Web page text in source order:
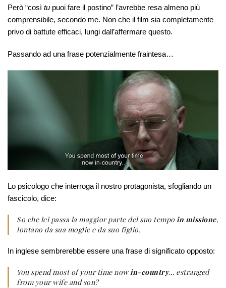
Però “così tu puoi fare il postino” l’avrebbe resa almeno più
comprensibile, secondo me. Non che il film sia completamente
privo di battute efficaci, lungi dall’affermare questo.
Passando ad una frase potenzialmente fraintesa…
Lo psicologo che interroga il nostro protagonista, sfogliando un
fascicolo, dice:
So che lei passa la maggior parte del suo tempo in missione,
lontano da sua moglie e da suo figlio.
In inglese sembrerebbe essere una frase di significato opposto:
You spend most of your time nowin-country… estranged
from your wife and son?